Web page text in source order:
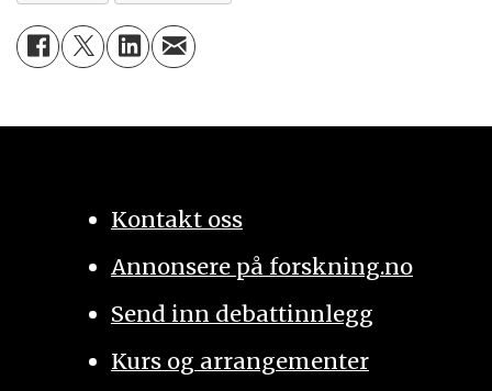
Kontakt oss
Annonsere på forskning.no
Send inn debattinnlegg
Kurs og arrangementer